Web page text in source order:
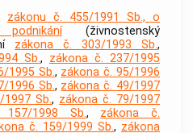
zákonu č. 455/1991 Sb., o
(živnostenský
zákona č. 303/1993 Sb.,
Sb., zákona č. 237/1995
1995 Sb., zákona č. 95/1996
1996 Sb., zákona č. 49/1997
Sb., zákona č. 79/1997
1998 Sb., zákona č.
č. 159/1999 Sb., zákona